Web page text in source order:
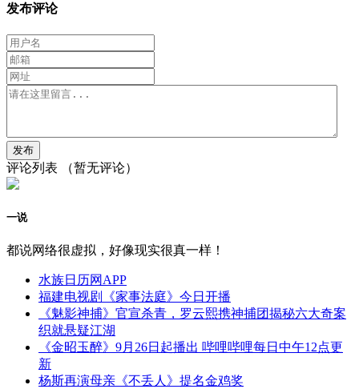
发布评论
评论列表 （暂无评论）
一说
都说网络很虚拟，好像现实很真一样！
水族日历网APP
福建电视剧《家事法庭》今日开播
《魅影神捕》官宣杀青，罗云熙携神捕团揭秘六大奇案
织就悬疑江湖
《金昭玉醉》9月26日起播出 哔哩哔哩每日中午12点更
新
杨斯再演母亲《不丢人》提名金鸡奖